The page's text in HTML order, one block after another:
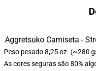
Aggretsuko Camiseta -
Peso pesado 8,25 oz. (~280
As cores seguras são 80%